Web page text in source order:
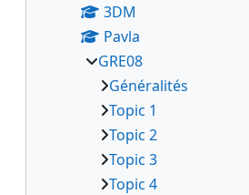
3DM
Pavla
GRE08
Généralités
Topic 1
Topic 2
Topic 3
Topic 4